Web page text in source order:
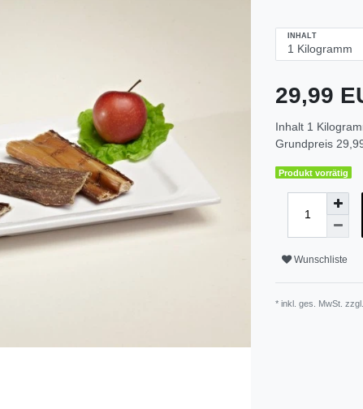
INHALT
29,99
Inhalt 1
Grundpreis
Produkt vorrätig
Wunschliste
* inkl. ges. MwSt. zzgl.